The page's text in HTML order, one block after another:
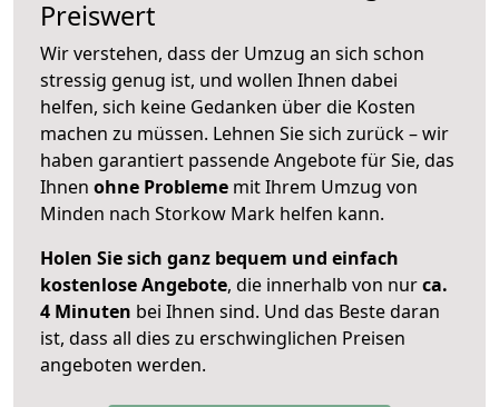
Preiswert
Wir verstehen, dass der Umzug an sich schon
stressig genug ist, und wollen Ihnen dabei
helfen, sich keine Gedanken über die Kosten
machen zu müssen. Lehnen Sie sich zurück – wir
haben garantiert passende Angebote für Sie, das
Ihnen ohne Probleme mit Ihrem Umzug von
Minden nach Storkow Mark helfen kann.
Holen Sie sich ganz bequem und einfach
kostenlose Angebote, die innerhalb von nurca.
4 Minuten bei Ihnen sind. Und das Beste daran
ist, dass all dies zu erschwinglichen Preisen
angeboten werden.